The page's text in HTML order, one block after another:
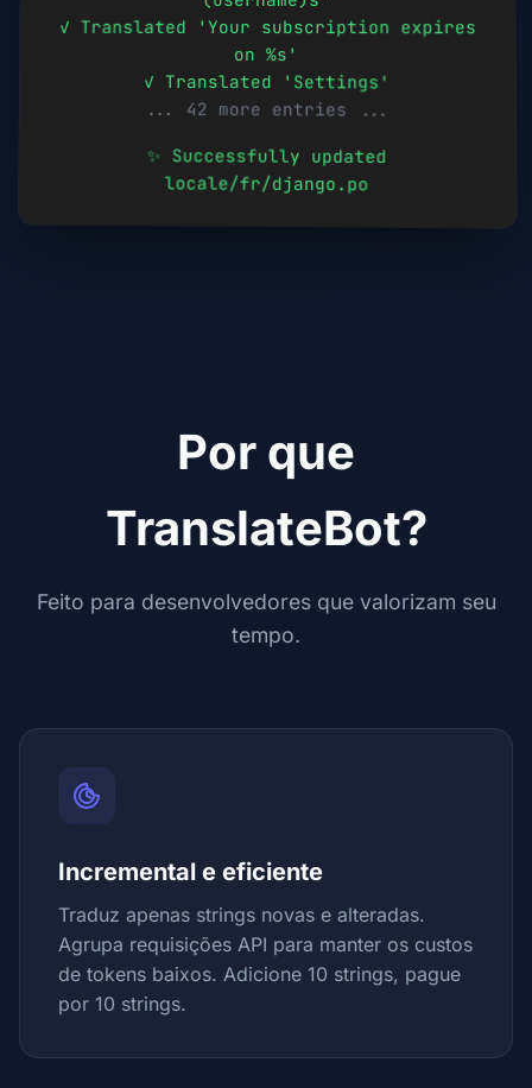
✓ Translated 'Your subscription expires
on %s'
✓ Translated 'Settings'
... 42 more entries ...
✨ Successfully updated
locale/fr/django.po
Por que
TranslateBot?
Feito para desenvolvedores que valorizam seu
tempo.
Incremental e eficiente
Traduz apenas strings novas e alteradas.
Agrupa requisições API para manter os custos
de tokens baixos. Adicione 10 strings, pague
por 10 strings.